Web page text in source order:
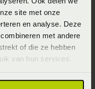
site met onze
en analyse. Deze
met andere
of die ze hebben
van hun services.
de vrije loop en
bij jou past, maar
in jouw groene